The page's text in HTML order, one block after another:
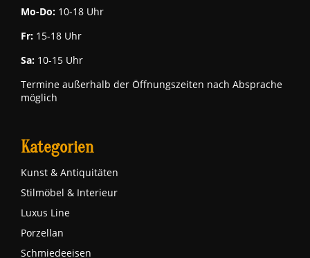
Mo-Do: 10-18 Uhr
Fr: 15-18 Uhr
Sa: 10-15 Uhr
Termine außerhalb der Öffnungszeiten nach Absprache
möglich
Kategorien
Kunst & Antiquitäten
Stilmöbel & Interieur
Luxus Line
Porzellan
Schmiedeeisen